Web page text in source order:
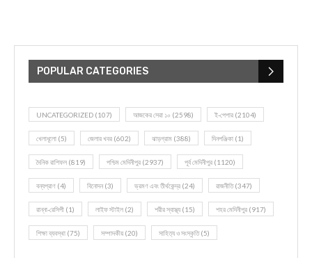
POPULAR CATEGORIES
UNCATEGORIZED (107) আজকের সেরা ১০ (2598) ই-পেপার (2104)
খেলাধূলো (5) জেলার খবর (602) ঝাড়গ্রাম (388) দিনপঞ্জিকা (1)
দৈনিক রাশিফল (819) পশ্চিম মেদিনীপুর (2937) পূর্ব মেদিনীপুর (1120)
বন্যপ্রাণ (4) বিনোদন(3) ভ্রমণ এবং তীর্থকেন্দ্র (24) রাজনীতি(347)
রান্না-রেসিপী (1) লাইফ স্টাইল (2) শরীর স্বাস্থ্য (15) শহর মেদিনীপুর (917)
শিক্ষা ব্যবস্থা (75) সম্পাদকীয় (20) সাহিত্য ও সংস্কৃতি(5)